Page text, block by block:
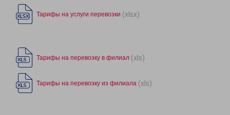
Тарифы на услуги перевозки (xlsx)
Тарифы на перевозку в филиал (xls)
Тарифы на перевозку из филиала (xls)